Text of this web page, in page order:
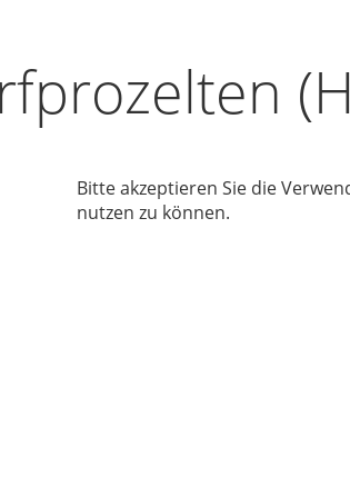
Bitte akzeptieren Sie die
nutzen zu können.